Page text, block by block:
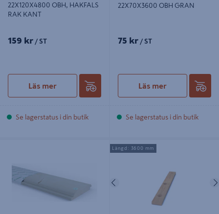
22X120X4800 OBH, HAKFALS
RAK KANT
159 kr / ST
Läs mer
Se lagerstatus i din butik
22X70X3600 OBH GRAN
75 kr / ST
Läs mer
Se lagerstatus i din butik
YTTERPANEL 22X70X3600
OBEHANDLAD G4-2
Längd: 3600 mm